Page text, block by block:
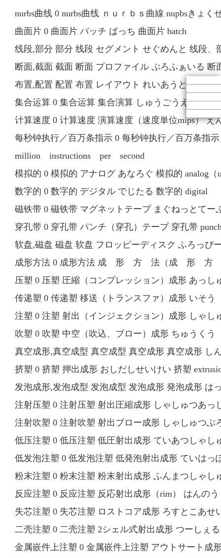
nurbs曲线 0 nurbs曲线 ｎｕｒｂｓ曲線 nupbsきょく
曲面片 0 曲面片 バッチ ばっち 曲面片 batch
线段,部分 部分 线段 セグメント せぐめんと 线段、
断面,截面 截面 断面 プロファイル ぷろふぁいる 断
布置,配置 配置 布置 レイアウト れいあうと 布置、
集合运算 0 集合运算 集合演算 しゅうごうえんさん
计算速度 0 计算速度 演算速度（速度単位mips）
每秒钟执行／百万条指示 0 每秒钟执行／百万条指
million instructions per second
模拟的 0 模拟的 アナログ あなろぐ 模拟的 analog（
数字的 0 数字的 デジタル でじたる 数字的 digital
磁铁带 0 磁铁带 マグネットテープ まぐねっとてー
穿孔带 0 穿孔带 パンチ（穿孔）テープ 穿孔带
软盘,磁盘 磁盘 软盘 フロッピーディスク ふろっぴ
成形方法 0 成形方法 成 形 方 法（成 形 方
压塑 0 压塑 圧縮（コンプレッション）成形 あっ
传递塑 0 传递塑 移送（トランスファ）成形 いそ
注塑 0 注塑 射出（インジェクション）成形 しゃ
吹塑 0 吹塑 中空（吹込、ブロー）成形 ちゅうく
真空成形,真空成型 真空成型 真空成形 真空成形 し
挤塑 0 挤塑 押出成形 おしだしせいけい 挤塑
发泡成形,发泡成型 发泡成型 发泡成形 発泡成形 は
注射压塑 0 注射压塑 射出圧縮成形 しゃしゅつあ
注射吹塑 0 注射吹塑 射出ブロー成形 しゃしゅつ
低压注塑 0 低压注塑 低圧射出成形 ていあつしゃ
低发泡注塑 0 低发泡注塑 低発泡射出成形 ていは
粉末注塑 0 粉末注塑 粉末射出成形 ふんまつしゃ
反应注塑 0 反应注塑 反応射出成形（rim） はんの
失芯注塑 0 失芯注塑 ロストコア成形 ろすとこあ
二壳注塑 0 二壳注塑 2シェル式射出成形 つーし
金属嵌件上注塑 0 金属嵌件上注塑 アウトサート成